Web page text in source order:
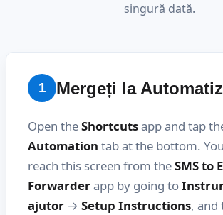
singură dată.
1 Mergeți la
Open theShortcutsapp and tap
Automation tab at the bottom.
reach this screen from theSMS to
Forwarderapp by going to
ajutor → Setup Instructions, and